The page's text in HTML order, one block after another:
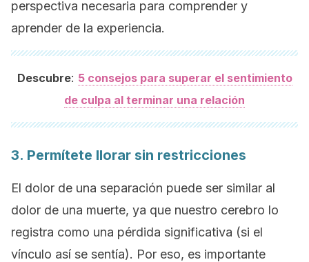
perspectiva necesaria para comprender y
aprender de la experiencia.
Descubre: 5 consejos para superar el sentimiento
de culpa al terminar una relación
3. Permítete llorar sin restricciones
El dolor de una separación puede ser similar al
dolor de una muerte, ya que nuestro cerebro lo
registra como una pérdida significativa (si el
vínculo así se sentía). Por eso, es importante